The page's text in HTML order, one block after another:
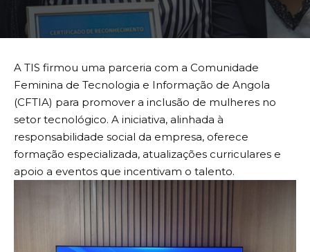
A TIS firmou uma parceria com a Comunidade
Feminina de Tecnologia e Informação de Angola
(CFTIA) para promover a inclusão de mulheres no
setor tecnológico. A iniciativa, alinhada à
responsabilidade social da empresa, oferece
formação especializada, atualizações curriculares e
apoio a eventos que incentivam o talento.